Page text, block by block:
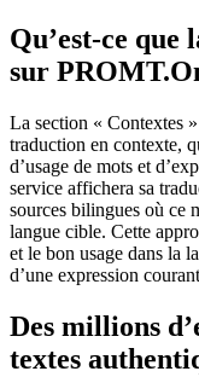
Qu’est-ce que
sur
La section « Contextes
traduction en contexte,
d’usage de mots et
service affichera sa
sources bilingues où ce
langue cible. Cette
et le bon usage dans la
d’une expression
Des millions
textes